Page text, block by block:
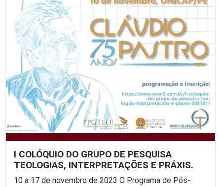
I COLÓQUIO DO GRUPO DE PESQUISA
TEOLOGIAS, INTERPRETAÇÕES E PRÁXIS.
10 a 17 de novembro de 2023 O Programa de Pós-